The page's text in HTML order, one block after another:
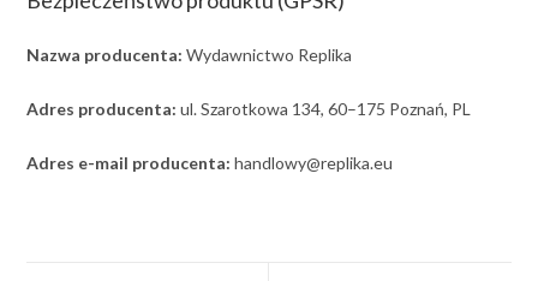
Nazwa producenta: Wydawnictwo Replika
Adres producenta: ul. Szarotkowa 134, 60–175 Poznań, PL
Adres e-mail producenta: handlowy@replika.eu